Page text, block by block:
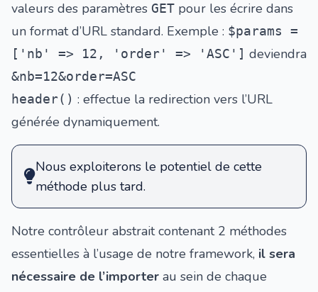
valeurs des paramètres GET pour les écrire dans
un format d’URL standard. Exemple : $params =
['nb' => 12, 'order' => 'ASC'] deviendra
&nb=12&order=ASC
header() : effectue la redirection vers l’URL
générée dynamiquement.
Nous exploiterons le potentiel de cette
méthode plus tard.
Notre contrôleur abstrait contenant 2 méthodes
essentielles à l’usage de notre framework, il sera
nécessaire de l’importer au sein de chaque